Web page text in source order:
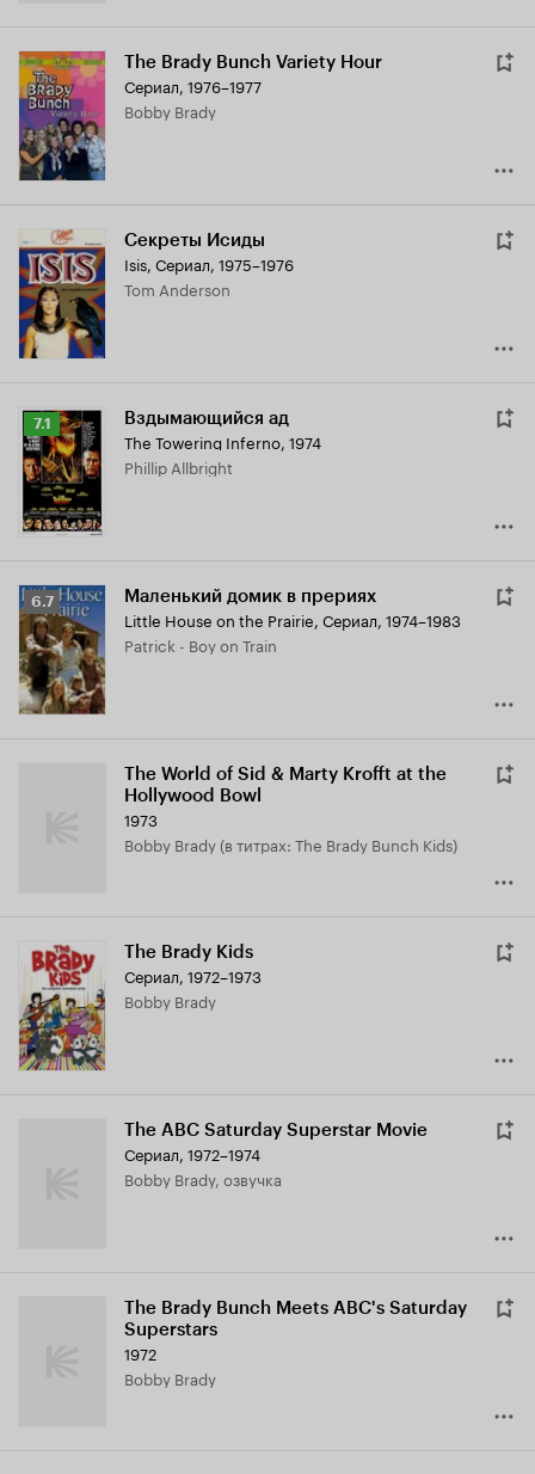
The Brady Bunch Variety Hour
Сериал, 1976–1977
Bobby Brady
Секреты Исиды
Isis, Сериал, 1975–1976
Tom Anderson
Рейтинг
Кинопоиска
7.1
7.1 Вздымающийся ад
The Towering Inferno, 1974
Phillip Allbright
Рейтинг
Кинопоиска
6.7
6.7 Маленький домик в прериях
Little House on the Prairie, Сериал, 1974–1983
Patrick - Boy on Train
The World of Sid & Marty Krofft at the
Hollywood Bowl
1973
Bobby Brady (в титрах: The Brady Bunch Kids)
The Brady Kids
Сериал, 1972–1973
Bobby Brady
The ABC Saturday Superstar Movie
Сериал, 1972–1974
Bobby Brady, озвучка
The Brady Bunch Meets ABC's Saturday
Superstars
1972
Bobby Brady